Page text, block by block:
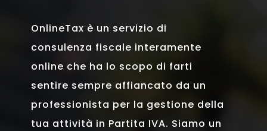
OnlineTax è un servizio di
consulenza fiscale interamente
online che ha lo scopo di farti
sentire sempre affiancato da un
professionista per la gestione della
tua attività in Partita IVA. Siamo un